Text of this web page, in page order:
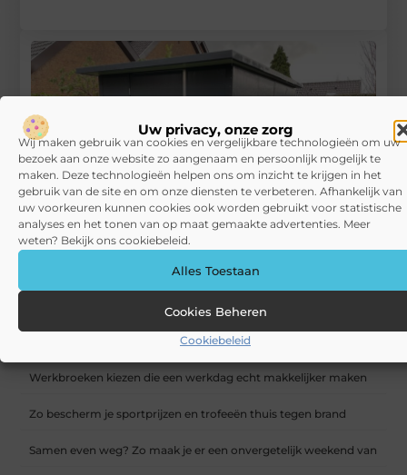
Uw privacy, onze zorg
Wij maken gebruik van cookies en vergelijkbare technologieën om uw
bezoek aan onze website zo aangenaam en persoonlijk mogelijk te
maken. Deze technologieën helpen ons om inzicht te krijgen in het
gebruik van de site en om onze diensten te verbeteren. Afhankelijk van
uw voorkeuren kunnen cookies ook worden gebruikt voor statistische
analyses en het tonen van op maat gemaakte advertenties. Meer
weten? Bekijk ons cookiebeleid.
Alles Toestaan
Cookies Beheren
Cookiebeleid
RECENTE BERICHTEN
Slim kiezen voor digitaal lezen met een Kobo e-reader
Werkbroeken kiezen die een werkdag echt makkelijker maken
Zo bescherm je sportprijzen en trofeeën thuis tegen brand
Samen even weg? Zo maak je er een onvergetelijk weekend van